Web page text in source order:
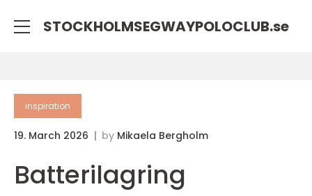
STOCKHOLMSEGWAYPOLOCLUB.se
inspiration
19. March 2026 by Mikaela Bergholm
Batterilagring